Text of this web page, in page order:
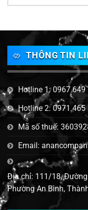
THÔNG TIN
Hotline 1: 0967 649
Hotline 2: 0971 465
Mã số thuế:
Email:
Địa chỉ: 111/18, Đường
Phường An Bình,